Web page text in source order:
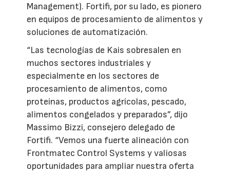
Management). Fortifi, por su lado, es pionero
en equipos de procesamiento de alimentos y
soluciones de automatización.
“Las tecnologías de Kais sobresalen en
muchos sectores industriales y
especialmente en los sectores de
procesamiento de alimentos, como
proteínas, productos agrícolas, pescado,
alimentos congelados y preparados”, dijo
Massimo Bizzi, consejero delegado de
Fortifi. “Vemos una fuerte alineación con
Frontmatec Control Systems y valiosas
oportunidades para ampliar nuestra oferta